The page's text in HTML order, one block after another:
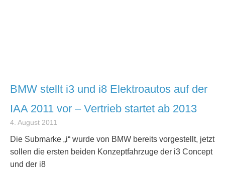
BMW stellt i3 und i8 Elektroautos auf der
IAA 2011 vor – Vertrieb startet ab 2013
4. August 2011
Die Submarke „i“ wurde von BMW bereits vorgestellt, jetzt
sollen die ersten beiden Konzeptfahrzuge der i3 Concept
und der i8